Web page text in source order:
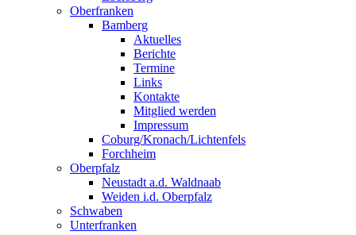
Oberfranken
Bamberg
Aktuelles
Berichte
Termine
Links
Kontakte
Mitglied werden
Impressum
Coburg/Kronach/Lichtenfels
Forchheim
Oberpfalz
Neustadt a.d. Waldnaab
Weiden i.d. Oberpfalz
Schwaben
Unterfranken